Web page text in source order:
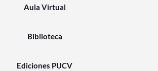
Aula Virtual
Biblioteca
Ediciones PUCV